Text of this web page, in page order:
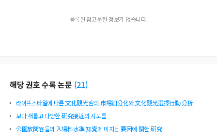
등록된 참고문헌 정보가 없습니다.
해당 권호 수록 논문 (21)
라이프스타일에 따른 文化觀光客의 市場細分化와 文化觀光選擇行動 分析
보다 새롭고 다양한 硏究接近의 시도를
公園放問客들의 入場料水準 知覺에 미치는 要因에 關한 硏究